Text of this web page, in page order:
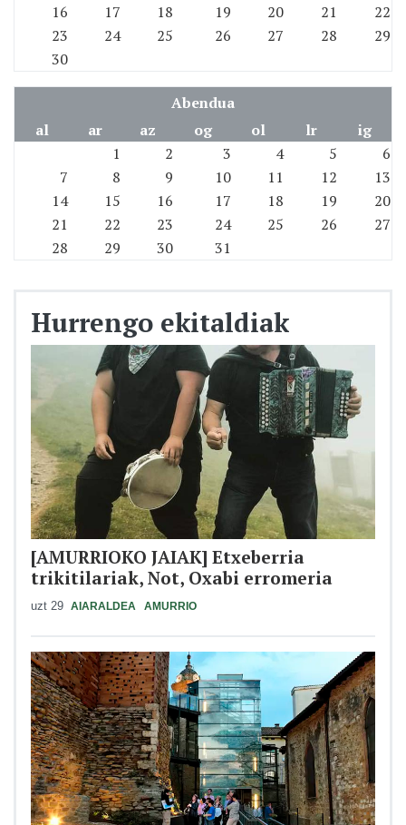
16
17 18 19 20 21
22
23
24 25 26 27 28
29
30
Abendua
al
ar az og ol lr
ig
1
2 3 4 5
6
7
8 9 10 11 12
13
14
15 16 17 18 19
20
21
22 23 24 25 26
27
28
29 30 31
Hurrengo ekitaldiak
[AMURRIOKO JAIAK] Etxeberria
trikitilariak, Not, Oxabi erromeria
uzt 29 AIARALDEA AMURRIO